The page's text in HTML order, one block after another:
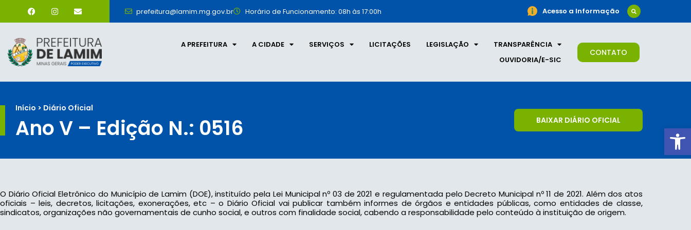
prefeitura@lamim.mg.gov.br Horário de Funcionamento: 08h às 17:00h Acesso a Informação
A PREFEITURA A CIDADE SERVIÇOS LICITAÇÕES LEGISLAÇÃO
TRANSPARÊNCIA
OUVIDORIA/E-SIC
CONTATO
Início > Diário Oficial
Ano V – Edição N.: 0516 BAIXAR DIÁRIO OFICIAL
O Diário Oficial Eletrônico do Município de Lamim (DOE), instituído pela Lei Municipal nº 03 de 2021 e regulamentada pelo Decreto Municipal nº 11 de 2021. Além dos atos
oficiais – leis, decretos, licitações, exonerações, etc – o Diário Oficial vai publicar também informes de órgãos e entidades públicas, como entidades de classe,
sindicatos, organizações não governamentais de cunho social, e outros com finalidade social, cabendo a responsabilidade pelo conteúdo à instituição de origem.